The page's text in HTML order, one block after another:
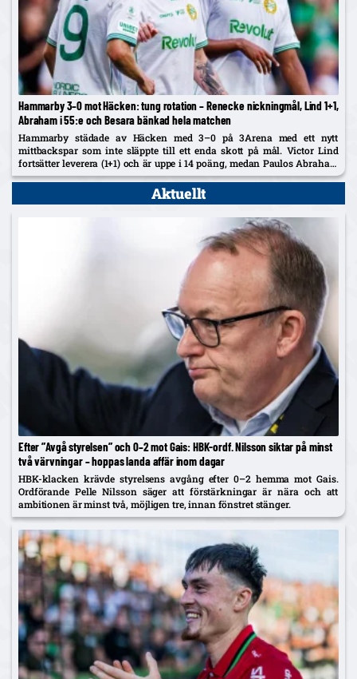
Hammarby 3–0 mot Häcken: tung rotation – Renecke nickningmål, Lind 1+1,
Abraham i 55:e och Besara bänkad hela matchen
Hammarby städade av Häcken med 3–0 på 3Arena med ett nytt
mittbackspar som inte släppte till ett enda skott på mål. Victor Lind
fortsätter leverera (1+1) och är uppe i 14 poäng, medan Paulos Abraham
– målskytt igen – var...
Aktuellt
Efter ”Avgå styrelsen” och 0–2 mot Gais: HBK-ordf. Nilsson siktar på minst
två värvningar – hoppas landa affär inom dagar
HBK-klacken krävde styrelsens avgång efter 0–2 hemma mot Gais.
Ordförande Pelle Nilsson säger att förstärkningar är nära och att
ambitionen är minst två, möjligen tre, innan fönstret stänger.